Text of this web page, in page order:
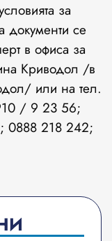
за
документи се
в офиса за
Криводол /в
или на тел.
/ 9 23 56;
218 242;